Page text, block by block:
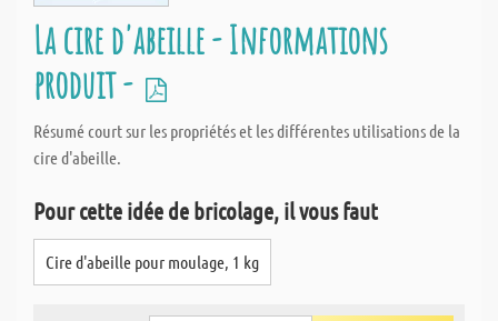
La cire d'abeille - Informations
produit -
Résumé court sur les propriétés et les différentes utilisations de la
cire d'abeille.
Pour cette idée de bricolage, il vous faut
Cire d'abeille pour moulage, 1 kg